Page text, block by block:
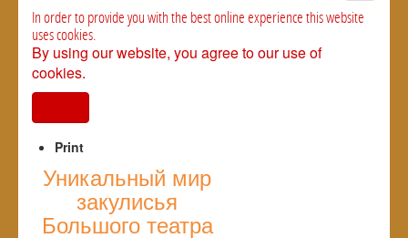
In order to provide you with the best online experience this website
uses cookies.
By using our website, you agree to our use of
cookies.
Print
Уникальный мир
закулисья
Большого театра